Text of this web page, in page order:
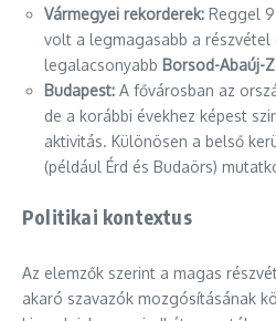
Vármegyei rekorderek: Reggel
volt a legmagasabb a részvétel
legalacsonyabb Borsod-Abaúj-
Budapest: A fővárosban az
de a korábbi évekhez képest
aktivitás. Különösen a belső
(például Érd és Budaörs)
Politikai kontextus
Az elemzők szerint a magas
akaró szavazók mozgósításának